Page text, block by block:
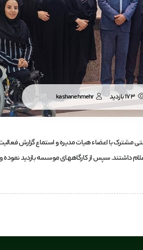
173 بازدید kashanehmehr
در نشستی مشترک با اعضاء هیات مدیره و استماع
داشتند. سپس از کارگاههای موسسه بازدید نموده و